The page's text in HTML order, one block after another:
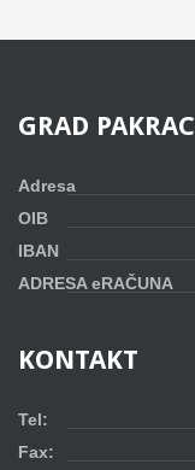
GRAD PAKRAC
Adresa
OIB
IBAN
ADRESA eRAČUNA
KONTAKT
Tel:
Fax: